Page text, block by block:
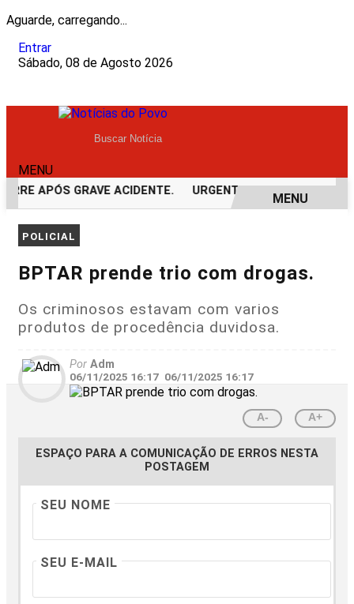
Aguarde, carregando...
Entrar
Sábado, 08 de Agosto 2026
MENU
APÓS GRAVE ACIDENTE. URGENTE! LATAM EM JI-
EM ALTA
MENU
POLICIAL
BPTAR prende trio com drogas.
Os criminosos estavam com varios
produtos de procedência duvidosa.
Por Adm
06/11/2025 16:17 06/11/2025 16:17
A- A+
ESPAÇO PARA A COMUNICAÇÃO DE ERROS NESTA
POSTAGEM
SEU NOME
SEU E-MAIL